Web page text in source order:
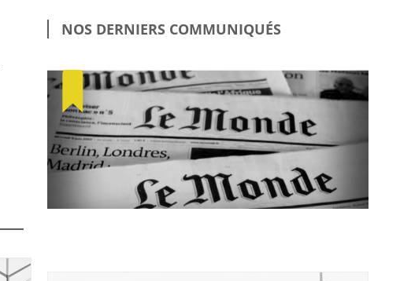
NOS DERNIERS COMMUNIQUÉS